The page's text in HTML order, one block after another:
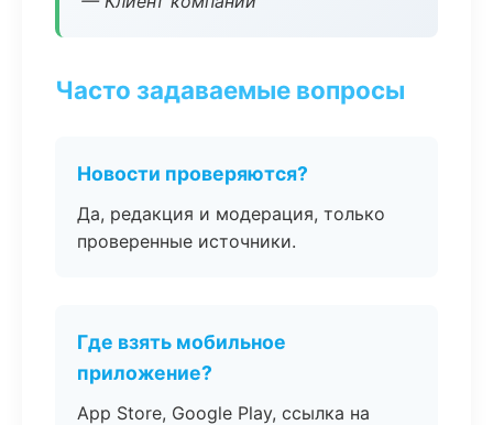
Часто задаваемые вопросы
Новости проверяются?
Да, редакция и модерация, только
проверенные источники.
Где взять мобильное
приложение?
App Store, Google Play, ссылка на